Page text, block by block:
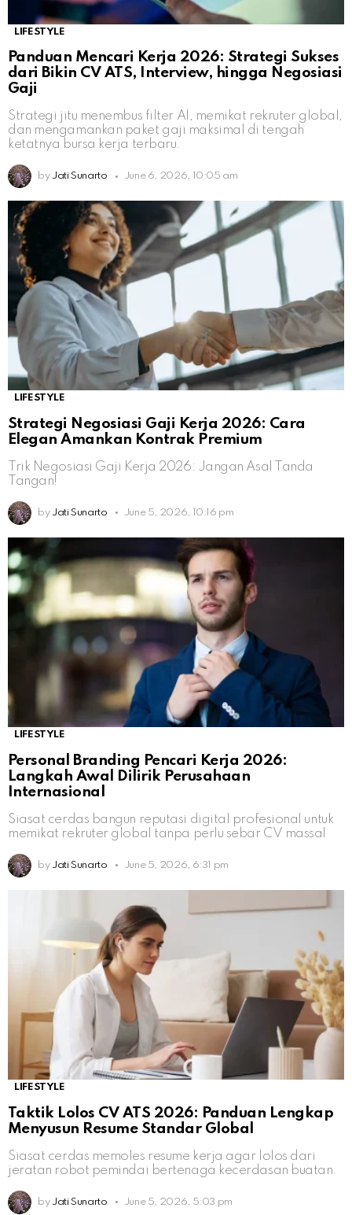
LIFESTYLE
Panduan Mencari Kerja 2026: Strategi Sukses
dari Bikin CV ATS, Interview, hingga Negosiasi
Gaji
Strategi jitu menembus filter AI, memikat rekruter global,
dan mengamankan paket gaji maksimal di tengah
ketatnya bursa kerja terbaru.
by Jati Sunarto June 6, 2026, 10:05 am
LIFESTYLE
Strategi Negosiasi Gaji Kerja 2026: Cara
Elegan Amankan Kontrak Premium
Trik Negosiasi Gaji Kerja 2026: Jangan Asal Tanda
Tangan!
by Jati Sunarto June 5, 2026, 10:16 pm
LIFESTYLE
Personal Branding Pencari Kerja 2026:
Langkah Awal Dilirik Perusahaan
Internasional
Siasat cerdas bangun reputasi digital profesional untuk
memikat rekruter global tanpa perlu sebar CV massal
by Jati Sunarto June 5, 2026, 6:31 pm
LIFESTYLE
Taktik Lolos CV ATS 2026: Panduan Lengkap
Menyusun Resume Standar Global
Siasat cerdas memoles resume kerja agar lolos dari
jeratan robot pemindai bertenaga kecerdasan buatan.
by Jati Sunarto June 5, 2026, 5:03 pm